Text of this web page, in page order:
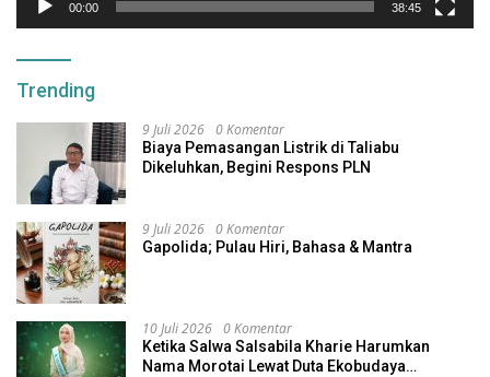
00:00 38:45
Trending
9 Juli 2026 0 Komentar
Biaya Pemasangan Listrik di Taliabu
Dikeluhkan, Begini Respons PLN
9 Juli 2026 0 Komentar
Gapolida; Pulau Hiri, Bahasa & Mantra
10 Juli 2026 0 Komentar
Ketika Salwa Salsabila Kharie Harumkan
Nama Morotai Lewat Duta Ekobudaya